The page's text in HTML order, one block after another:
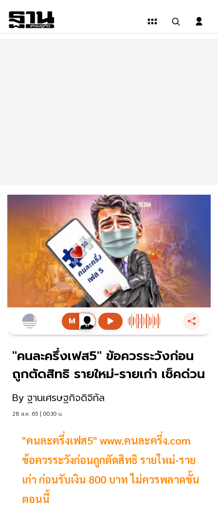
"คนละครึ่งเฟส5" ข้อควรระวังก่อน
ถูกตัดสิทธิ รายใหม่-รายเก่า เช็คด่วน
By ฐานเศรษฐกิจดิจิทัล
28 ส.ค. 65 | 00:30 น.
"คนละครึ่งเฟส5" www.คนละครึ่ง.com
ข้อควรระวังก่อนถูกตัดสิทธิ รายใหม่-ราย
เก่า ก่อนรับเงิน 800 บาท ไม่ควรพลาดขั้น
ตอนนี้